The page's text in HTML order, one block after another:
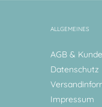
ALLGEMEINES
AGB &
Datenschutz
Impressum